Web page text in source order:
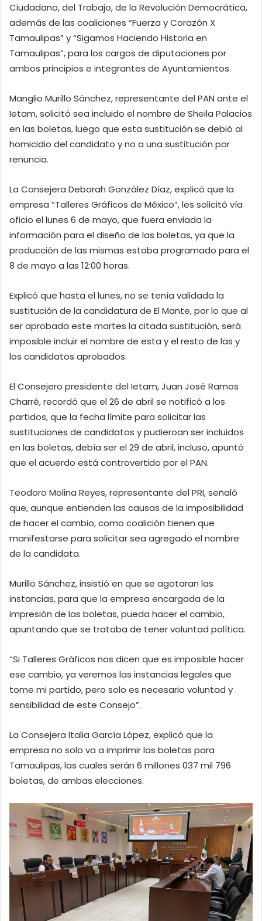
Ciudadano, del Trabajo, de la Revolución Democrática,
además de las coaliciones “Fuerza y Corazón X
Tamaulipas” y “Sigamos Haciendo Historia en
Tamaulipas”, para los cargos de diputaciones por
ambos principios e integrantes de Ayuntamientos.
Manglio Murillo Sánchez, representante del PAN ante el
Ietam, solicitó sea incluido el nombre de Sheila Palacios
en las boletas, luego que esta sustitución se debió al
homicidio del candidato y no a una sustitución por
renuncia.
La Consejera Deborah González Díaz, explicó que la
empresa “Talleres Gráficos de México”, les solicitó vía
oficio el lunes 6 de mayo, que fuera enviada la
información para el diseño de las boletas, ya que la
producción de las mismas estaba programado para el
8 de mayo a las 12:00 horas.
Explicó que hasta el lunes, no se tenía validada la
sustitución de la candidatura de El Mante, por lo que al
ser aprobada este martes la citada sustitución, será
imposible incluir el nombre de esta y el resto de las y
los candidatos aprobados.
El Consejero presidente del Ietam, Juan José Ramos
Charré, recordó que el 26 de abril se notificó a los
partidos, que la fecha límite para solicitar las
sustituciones de candidatos y pudieroan ser incluidos
en las boletas, debía ser el 29 de abril, incluso, apuntó
que el acuerdo está controvertido por el PAN.
Teodoro Molina Reyes, representante del PRI, señaló
que, aunque entienden las causas de la imposibilidad
de hacer el cambio, como coalición tienen que
manifestarse para solicitar sea agregado el nombre
de la candidata.
Murillo Sánchez, insistió en que se agotaran las
instancias, para que la empresa encargada de la
impresión de las boletas, pueda hacer el cambio,
apuntando que se trataba de tener voluntad política.
“Si Talleres Gráficos nos dicen que es imposible hacer
ese cambio, ya veremos las instancias legales que
tome mi partido, pero solo es necesario voluntad y
sensibilidad de este Consejo”.
La Consejera Italia García López, explicó que la
empresa no solo va a imprimir las boletas para
Tamaulipas, las cuales serán 6 millones 037 mil 796
boletas, de ambas elecciones.